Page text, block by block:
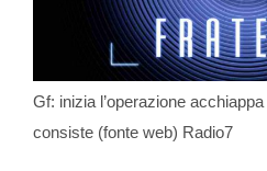
Gf: inizia l’operazione
consiste (fonte web) Radio7